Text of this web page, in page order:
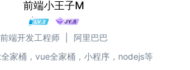
前端小王子M
前端开发工程师
阿里巴巴
家桶，vue全家桶，小程序，nodejs等